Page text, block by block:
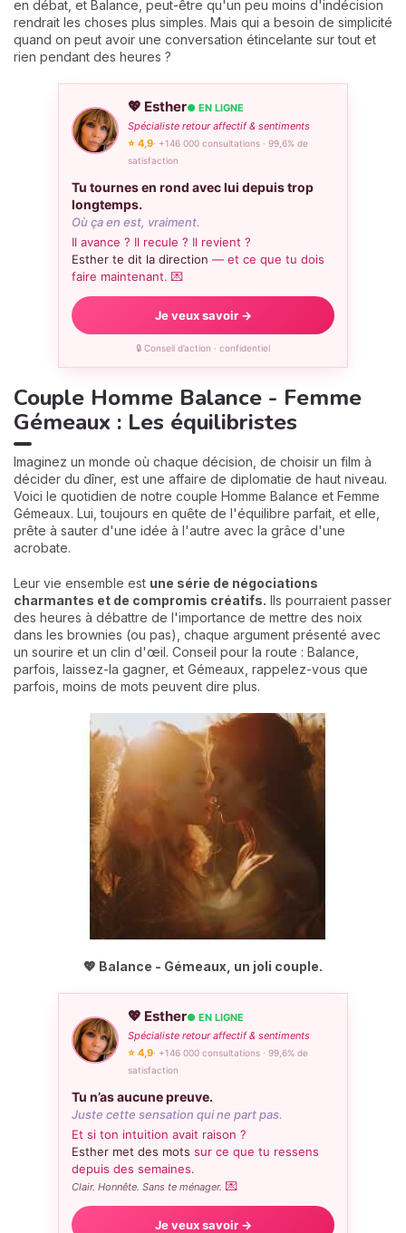
en débat, et Balance, peut-être qu'un peu moins d'indécision
rendrait les choses plus simples. Mais qui a besoin de simplicité
quand on peut avoir une conversation étincelante sur tout et
rien pendant des heures ?
💖 Esther● EN LIGNE
Spécialiste retour affectif & sentiments
⭐ 4,9· +146 000 consultations · 99,6% de
satisfaction
Tu tournes en rond avec lui depuis trop
longtemps.
Où ça en est, vraiment.
Il avance ? Il recule ? Il revient ?
Esther te dit la direction — et ce que tu dois
faire maintenant. 💌
Je veux savoir →
🔒 Conseil d’action · confidentiel
Couple Homme Balance - Femme
Gémeaux : Les équilibristes
Imaginez un monde où chaque décision, de choisir un film à
décider du dîner, est une affaire de diplomatie de haut niveau.
Voici le quotidien de notre couple Homme Balance et Femme
Gémeaux. Lui, toujours en quête de l'équilibre parfait, et elle,
prête à sauter d'une idée à l'autre avec la grâce d'une
acrobate.
Leur vie ensemble est une série de négociations
charmantes et de compromis créatifs. Ils pourraient passer
des heures à débattre de l'importance de mettre des noix
dans les brownies (ou pas), chaque argument présenté avec
un sourire et un clin d'œil. Conseil pour la route : Balance,
parfois, laissez-la gagner, et Gémeaux, rappelez-vous que
parfois, moins de mots peuvent dire plus.
💖 Balance - Gémeaux, un joli couple.
💖 Esther● EN LIGNE
Spécialiste retour affectif & sentiments
⭐ 4,9· +146 000 consultations · 99,6% de
satisfaction
Tu n’as aucune preuve.
Juste cette sensation qui ne part pas.
Et si ton intuition avait raison ?
Esther met des mots sur ce que tu ressens
depuis des semaines.
Clair. Honnête. Sans te ménager. 💌
Je veux savoir →